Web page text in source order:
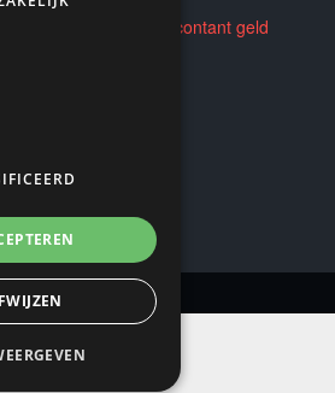
van spellen voor contant geld